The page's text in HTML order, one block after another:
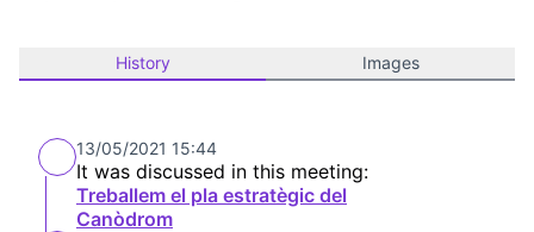
History Images
13/05/2021 15:44
It was discussed in this meeting:
Treballem el pla estratègic del
Canòdrom